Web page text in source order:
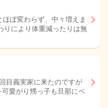
ぼ変わらず、中々増えま
りにより体重減ったりは無
目義実家に来たのですが
愛がり甥っ子も旦那にベ